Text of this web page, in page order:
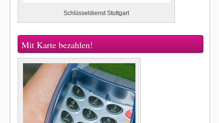
Schlüsseldienst Stuttgart
Mit Karte bezahlen!